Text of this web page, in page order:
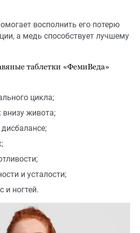
восполнить его потерю
а медь способствует лучшему
таблетки «ФемиВеда»
цикла;
внизу живота;
и усталости;
и ногтей.